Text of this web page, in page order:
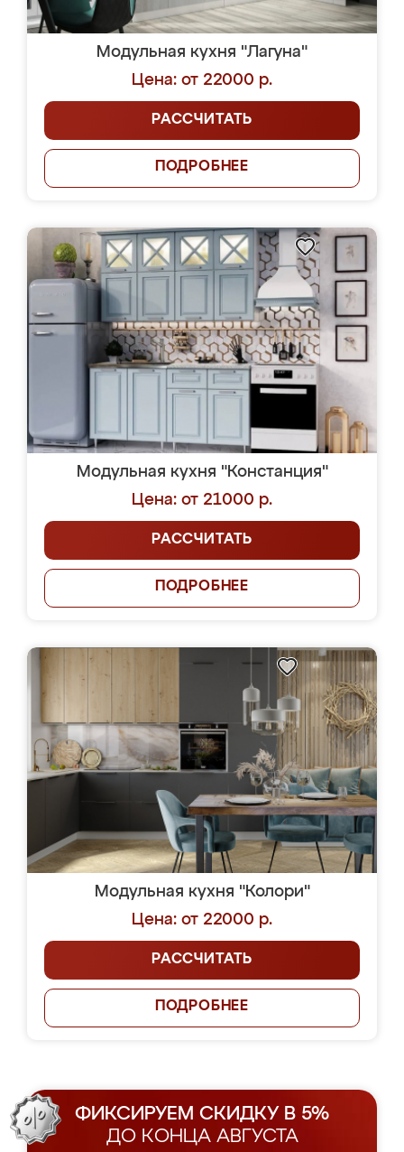
Модульная кухня "Лагуна"
Цена: от 22000 р.
РАССЧИТАТЬ
ПОДРОБНЕЕ
Модульная кухня "Констанция"
Цена: от 21000 р.
РАССЧИТАТЬ
ПОДРОБНЕЕ
Модульная кухня "Колори"
Цена: от 22000 р.
РАССЧИТАТЬ
ПОДРОБНЕЕ
ФИКСИРУЕМ СКИДКУ В 5%
ДО КОНЦА АВГУСТА